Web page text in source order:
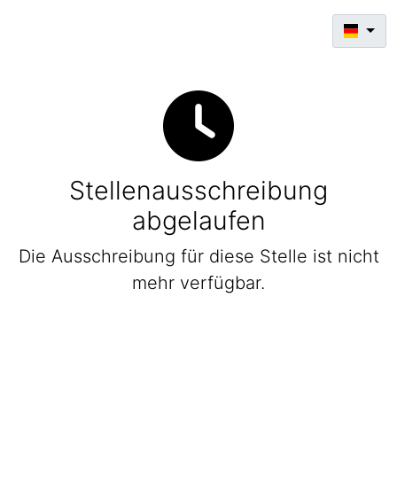
Stellenausschreibung
abgelaufen
Die Ausschreibung für diese Stelle ist nicht
mehr verfügbar.